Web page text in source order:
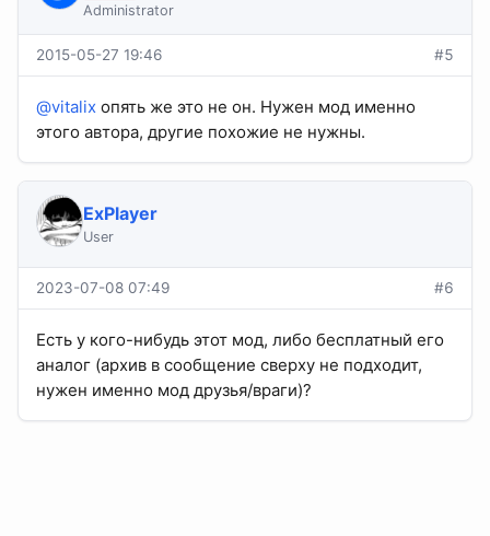
Administrator
2015-05-27 19:46 #5
@vitalix опять же это не он. Нужен мод именно
этого автора, другие похожие не нужны.
ExPlayer
User
2023-07-08 07:49 #6
Есть у кого-нибудь этот мод, либо бесплатный его
аналог (архив в сообщение сверху не подходит,
нужен именно мод друзья/враги)?